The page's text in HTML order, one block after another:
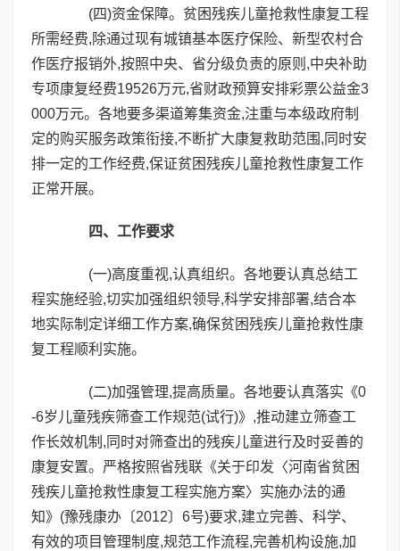
(四)资金保障。贫困残疾儿童抢救性康复工程
所需经费,除通过现有城镇基本医疗保险、新型农村合
作医疗报销外,按照中央、省分级负责的原则,中央补助
专项康复经费19526万元,省财政预算安排彩票公益金3
000万元。各地要多渠道筹集资金,注重与本级政府制
定的购买服务政策衔接,不断扩大康复救助范围,同时安
排一定的工作经费,保证贫困残疾儿童抢救性康复工作
正常开展。
四、工作要求
(一)高度重视,认真组织。各地要认真总结工
程实施经验,切实加强组织领导,科学安排部署,结合本
地实际制定详细工作方案,确保贫困残疾儿童抢救性康
复工程顺利实施。
(二)加强管理,提高质量。各地要认真落实《0
-6岁儿童残疾筛查工作规范(试行)》,推动建立筛查工
作长效机制,同时对筛查出的残疾儿童进行及时妥善的
康复安置。严格按照省残联《关于印发〈河南省贫困
残疾儿童抢救性康复工程实施方案〉实施办法的通
知》(豫残康办〔2012〕6号)要求,建立完善、科学、
有效的项目管理制度,规范工作流程,完善机构设施,加